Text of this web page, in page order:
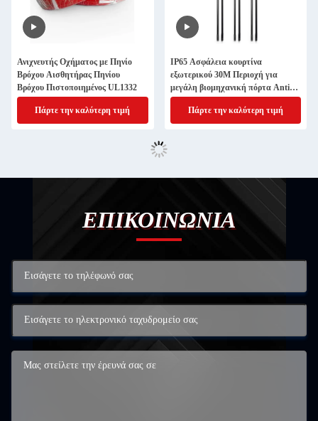
Ανιχνευτής Οχήματος με Πηνίο
Βρόχου Αισθητήρας Πηνίου
Βρόχου Πιστοποιημένος UL1332
Πάρτε την καλύτερη τιμή
IP65 Ασφάλεια κουρτίνα
εξωτερικού 30M Περιοχή για
μεγάλη βιομηχανική πόρτα Anti
Smashing
Πάρτε την καλύτερη τιμή
ΕΠΙΚΟΙΝΩΝΙΑ